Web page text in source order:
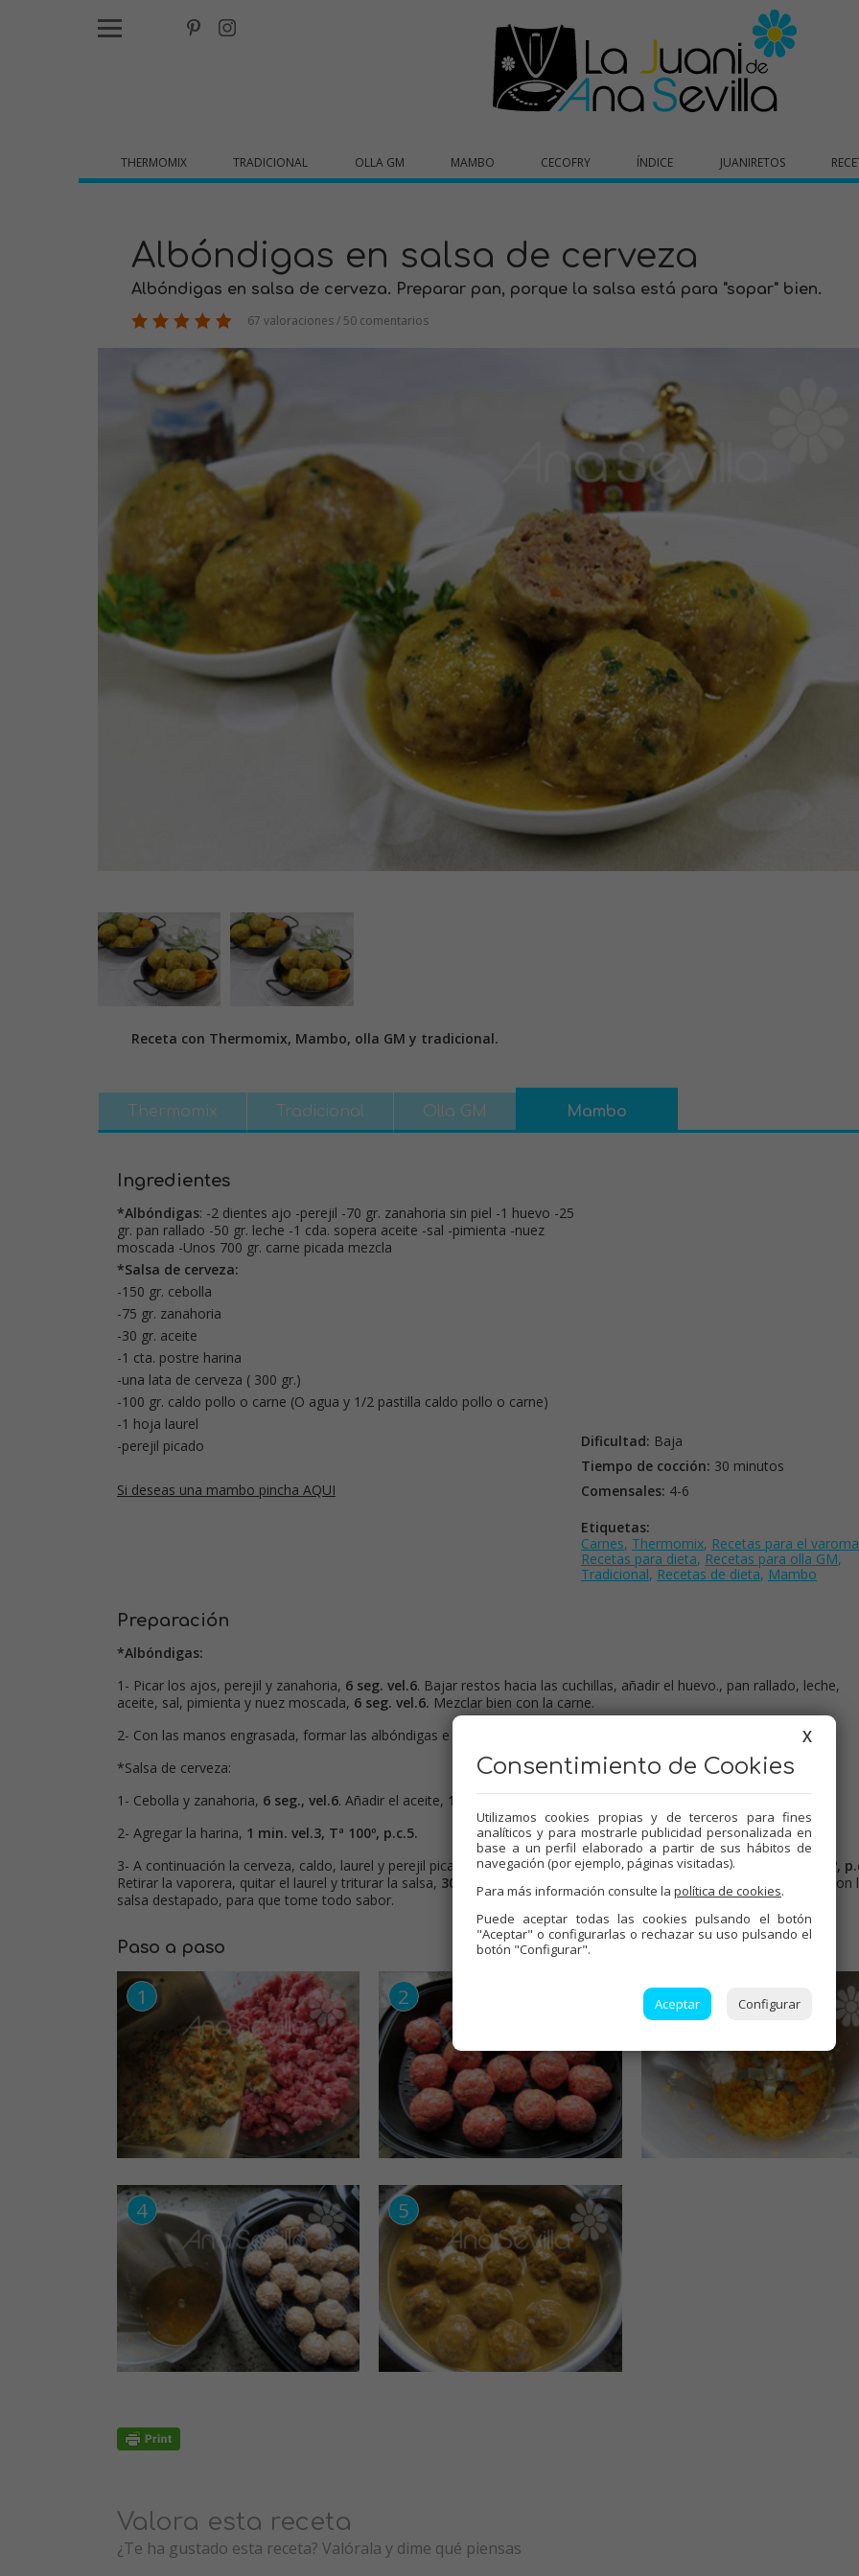
THERMOMIX TRADICIONAL OLLA GM MAMBO CECOFRY ÍNDICE JUANIRETOS
Albóndigas en salsa de cerveza
Albóndigas en salsa de cerveza. Preparar pan, porque la salsa está para "sopar" bien.
67 valoraciones / 50 comentarios
Receta con Thermomix, Mambo, olla GM y tradicional.
Thermomix Tradicional Olla GM Mambo
Ingredientes
*Albóndigas: -2 dientes ajo -perejil -70 gr. zanahoria sin piel -1 huevo -25
gr. pan rallado -50 gr. leche -1 cda. sopera aceite -sal -pimienta -nuez
moscada -Unos 700 gr. carne picada mezcla
*Salsa de cerveza:
-150 gr. cebolla
-75 gr. zanahoria
-30 gr. aceite
-1 cta. postre harina
-una lata de cerveza ( 300 gr.)
-100 gr. caldo pollo o carne (O agua y 1/2 pastilla caldo pollo o carne)
-1 hoja laurel
-perejil picado
Si deseas una mambo pincha AQUI
Dificultad: Baja
Tiempo de cocción: 30 minutos
Comensales: 4-6
Etiquetas:
Carnes, Thermomix, Recetas para el varoma
Recetas para dieta, Recetas para olla GM,
Tradicional, Recetas de dieta, Mambo
Preparación
*Albóndigas:
1- Picar los ajos, perejil y zanahoria, 6 seg. vel.6. Bajar restos hacia las cuchillas, añadir el huevo., pan rallado, leche,
aceite, sal, pimienta y nuez moscada, 6 seg. vel.6. Mezclar bien con la carne.
2- Con las manos engrasada, formar las albóndigas e ir colocando en la vaporera. Reservar.
*Salsa de cerveza:
1- Cebolla y zanahoria, 6 seg., vel.6. Añadir el aceite, 10 min. vel.1, Tª 110º, p.c.8.
2- Agregar la harina, 1 min. vel.3, Tª 100º, p.c.5.
3- A continuación la cerveza, caldo, laurel y perejil picado. Colocar la vaporera en su posición,20 min. vel.2, Tª 120º,
Retirar la vaporera, quitar el laurel y triturar la salsa, 30 seg. vel.10
. Volcar en una cacerola y cocer unos 5 minutos con
salsa destapado, para que tome todo sabor.
Paso a paso
Valora esta receta
¿Te ha gustado esta receta? Valórala y dime qué piensas
X
Consentimiento de Cookies
Utilizamos cookies propias y de terceros para fines
analíticos y para mostrarle publicidad personalizada en
base a un perfil elaborado a partir de sus hábitos de
navegación (por ejemplo, páginas visitadas).
Para más información consulte la política de cookies.
Puede aceptar todas las cookies pulsando el botón
"Aceptar" o configurarlas o rechazar su uso pulsando el
botón "Configurar".
Aceptar Configurar